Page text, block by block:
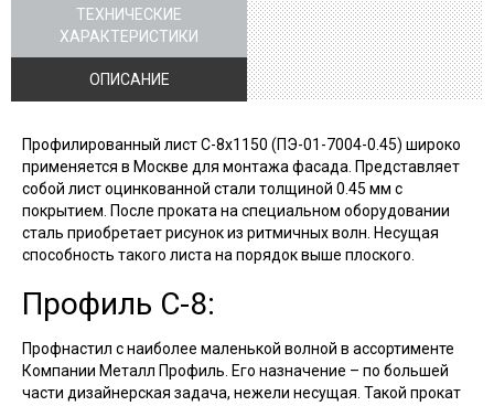
ТЕХНИЧЕСКИЕ
ХАРАКТЕРИСТИКИ
ОПИСАНИЕ
Профилированный лист С-8х1150 (ПЭ-01-7004-0.45) широко
применяется в Москве для монтажа фасада. Представляет
собой лист оцинкованной стали толщиной 0.45 мм с
покрытием. После проката на специальном оборудовании
сталь приобретает рисунок из ритмичных волн. Несущая
способность такого листа на порядок выше плоского.
Профиль С-8:
Профнастил с наиболее маленькой волной в ассортименте
Компании Металл Профиль. Его назначение – по большей
части дизайнерская задача, нежели несущая. Такой прокат